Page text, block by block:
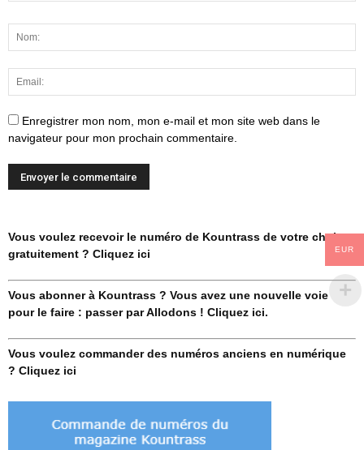
Enregistrer mon nom, mon e-mail et mon site web dans le
navigateur pour mon prochain commentaire.
Vous voulez recevoir le numéro de Kountrass de votre choix
gratuitement ? Cliquez ici
Vous abonner à Kountrass ? Vous avez une nouvelle voie
pour le faire : passer par Allodons ! Cliquez ici.
Vous voulez commander des numéros anciens en numérique
? Cliquez ici
EUR